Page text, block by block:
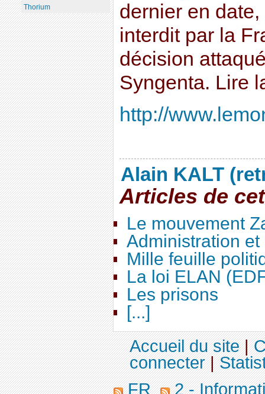
dernier en date,
interdit par la
décision
Syngenta. Lire
http://
Alain KALT
Articles de
Le mouvement
Administration
Mille feuille
La loi ELAN
Les prisons
[...]
Thorium
Accueil du site|
connecter|
FR
2 -